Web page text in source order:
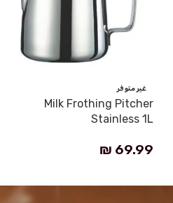
غير متوفر
Milk Frothing Pitcher
Stainless 1L
₪ 69.99